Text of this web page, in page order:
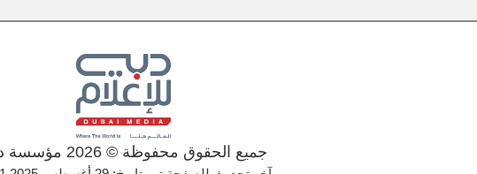
جميع الحقوق محفوظة © 2026 مؤسسة دبي